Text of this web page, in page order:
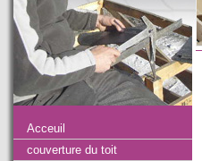
Acceuil
couverture du toit